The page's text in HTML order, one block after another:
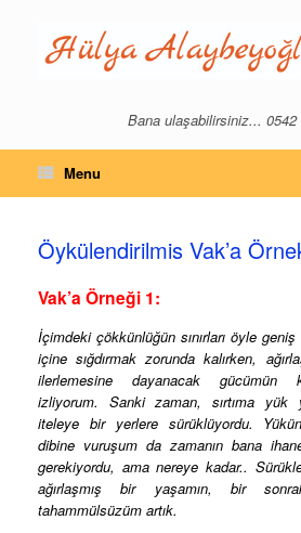
Bana ulaşabilirsiniz... 0542
Menu
Öykülendirilmis Vak’a
Vak’a Örneği 1:
İçimdeki çökkünlüğün sınırları öyle
içine sığdırmak zorunda kalırken,
ilerlemesine dayanacak gücümün
izliyorum. Sanki zaman, sırtıma yük
iteleye bir yerlere sürüklüyordu. Yükün
dibine vuruşum da zamanın bana
gerekiyordu, ama nereye kadar..
ağırlaşmış bir yaşamın, bir
tahammülsüzüm artık.